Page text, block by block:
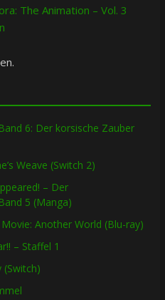
The Animation – Vol. 3
6: Der korsische Zauber
Weave (Switch 2)
– Der
5 (Manga)
Another World (Blu-ray)
– Staffel 1
(Switch)